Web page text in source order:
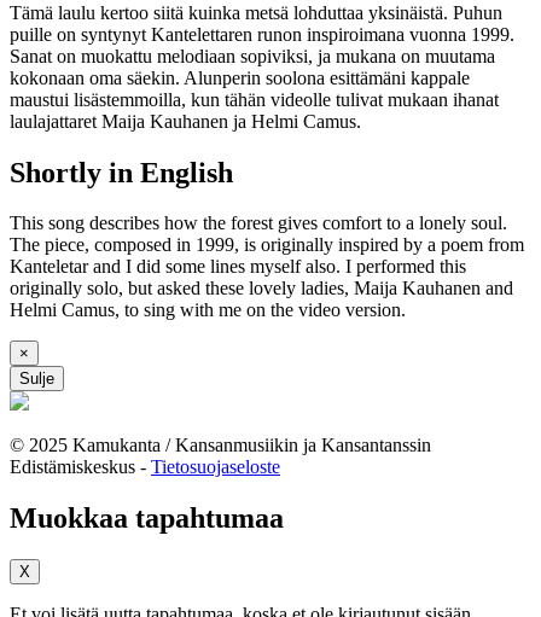
Tämä laulu kertoo siitä kuinka metsä lohduttaa yksinäistä. Puhun
puille on syntynyt Kantelettaren runon inspiroimana vuonna 1999.
Sanat on muokattu melodiaan sopiviksi, ja mukana on muutama
kokonaan oma säekin. Alunperin soolona esittämäni kappale
maustui lisästemmoilla, kun tähän videolle tulivat mukaan ihanat
laulajattaret Maija Kauhanen ja Helmi Camus.
Shortly in English
This song describes how the forest gives comfort to a lonely soul.
The piece, composed in 1999, is originally inspired by a poem from
Kanteletar and I did some lines myself also. I performed this
originally solo, but asked these lovely ladies, Maija Kauhanen and
Helmi Camus, to sing with me on the video version.
×
Sulje
© 2025 Kamukanta / Kansanmusiikin ja Kansantanssin
Edistämiskeskus - Tietosuojaseloste
Muokkaa tapahtumaa
X